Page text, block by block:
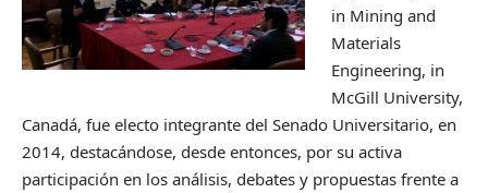
in Mining and
Materials
Engineering, in
McGill University,
Canadá, fue electo integrante del Senado Universitario, en
2014, destacándose, desde entonces, por su activa
participación en los análisis, debates y propuestas frente a